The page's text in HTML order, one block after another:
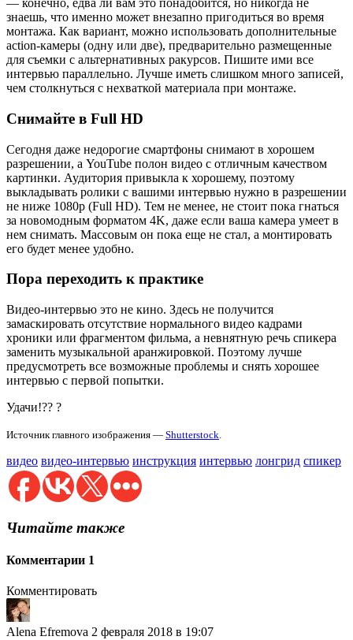
— конечно, едва ли вам это понадобится, но никогда не
знаешь, что именно может внезапно пригодиться во время
монтажа. Как вариант, можно использовать дополнительные
action-камеры (одну или две), предварительно размещенные
для съемки с альтернативных ракурсов. Пишите ими все
интервью параллельно. Лучше иметь слишком много записей,
чем столкнуться с нехваткой материала при монтаже.
Снимайте в Full HD
Сегодня даже недорогие смартфоны снимают в хорошем
разрешении, а YouTube полон видео с отличным качеством
картинки. Аудитория привыкла к хорошему, поэтому
выкладывать ролики с вашими интервью нужно в разрешении
не ниже 1080p (Full HD). Тем не менее, не стоит пока гнаться
за новомодным форматом 4K, даже если ваша камера умеет в
нем снимать. Массовым он пока еще не стал, а монтировать
его будет менее удобно.
Пора переходить к практике
Видео-интервью это не кино. Здесь не получится
замаскировать отсутствие нормального видео кадрами
хроники или фрагментом фильма, а невнятную речь спикера
заменить музыкальной аранжировкой. Поэтому лучше
предусмотреть все возможные проблемы и снять хорошее
интервью с первой попытки.
Удачи!?? ?
Источник главного изображения — Shutterstock.
видео видео-интервью инструкция интервью лонгрид спикер
Читайте также
Комментарии 1
Комментировать
Alena Efremova 2 февраля 2018 в 19:07